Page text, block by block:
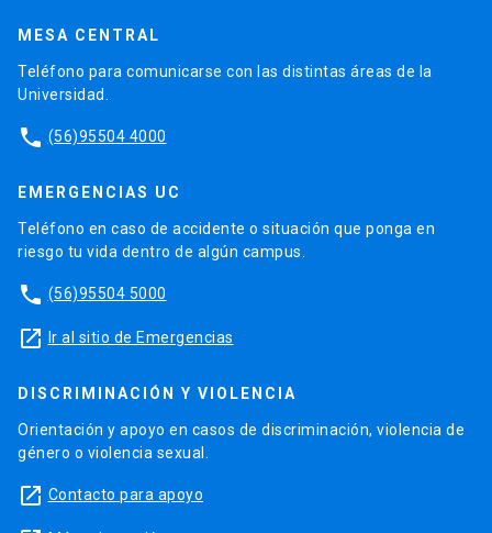
MESA CENTRAL
Teléfono para comunicarse con las distintas áreas de la
Universidad.
phone (56)95504 4000
EMERGENCIAS UC
Teléfono en caso de accidente o situación que ponga en
riesgo tu vida dentro de algún campus.
phone (56)95504 5000
launch Ir al sitio de Emergencias
DISCRIMINACIÓN Y VIOLENCIA
Orientación y apoyo en casos de discriminación, violencia de
género o violencia sexual.
launch Contacto para apoyo